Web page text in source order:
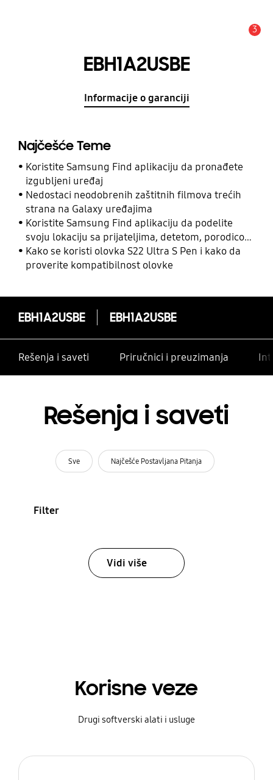
3
EBH1A2USBE
Informacije o garanciji
Najčešće Teme
Koristite Samsung Find aplikaciju da pronađete
izgubljeni uređaj
Nedostaci neodobrenih zaštitnih filmova trećih
strana na Galaxy uređajima
Koristite Samsung Find aplikaciju da podelite
svoju lokaciju sa prijateljima, detetom, porodicom
i drugim kontaktima
Kako se koristi olovka S22 Ultra S Pen i kako da
proverite kompatibilnost olovke
EBH1A2USBE EBH1A2USBE
Rešenja i saveti Priručnici i preuzimanja
Rešenja i saveti
Sve Najčešće Postavljana Pitanja
Filter
Vidi više
Korisne veze
Drugi softverski alati i usluge